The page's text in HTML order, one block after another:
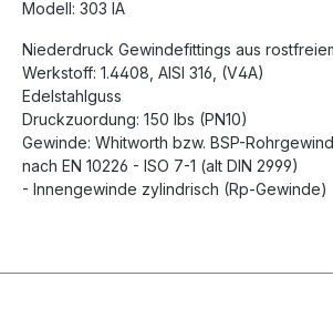
Modell: 303 IA
Niederdruck Gewindefittings aus
Werkstoff: 1.4408, AISI 316, (V4A)
Edelstahlguss
Druckzuordung: 150 lbs (PN10)
Gewinde: Whitworth bzw. BSP-
nach EN 10226 - ISO 7-1 (alt DIN 2999)
- Innengewinde zylindrisch (Rp-Gewinde)